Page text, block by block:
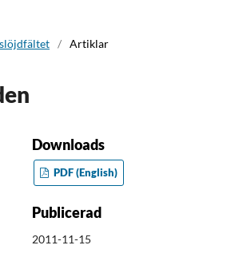
/ Artiklar
Downloads
PDF (English)
Publicerad
2011-11-15